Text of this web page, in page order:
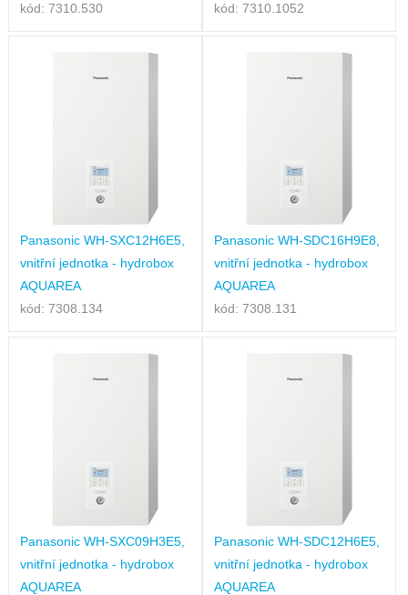
kód: 7310.530
kód: 7310.1052
Panasonic WH-SXC12H6E5,
vnitřní jednotka - hydrobox
AQUAREA
kód: 7308.134
Panasonic WH-SDC16H9E8,
vnitřní jednotka - hydrobox
AQUAREA
kód: 7308.131
Panasonic WH-SXC09H3E5,
vnitřní jednotka - hydrobox
AQUAREA
Panasonic WH-SDC12H6E5,
vnitřní jednotka - hydrobox
AQUAREA